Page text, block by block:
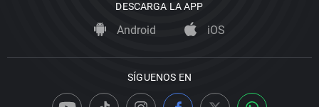
DESCARGA LA APP
Android iOS
SÍGUENOS EN